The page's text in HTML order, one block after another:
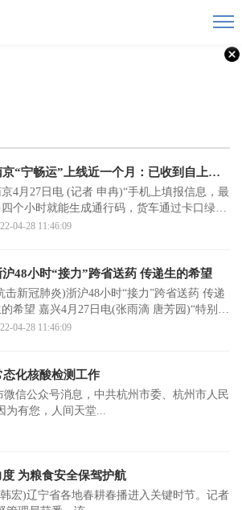
南京“宁畅运”上线近一个月：已收到自上海1.6万余单通行申请
4月27日电 (记者 申冉)“手机上填报信息，最
四个小时就能生成通行码，货车通过卡口绿色
用通道...
04-28 11:46:09
沪48小时“接力”跨省送药 传递生的希望
击新冠肺炎)浙沪48小时“接力”跨省送药 传递
4月27日电(张雨滴 唐芳园)“特别感
周书...
04-28 11:46:09
化核酸检测工作
微信公众号消息，中共杭州市委、杭州市人民
为有您，人间天堂...
为粮食安全保驾护航
宏)辽宁省各地春耕春播进入关键时节。记者